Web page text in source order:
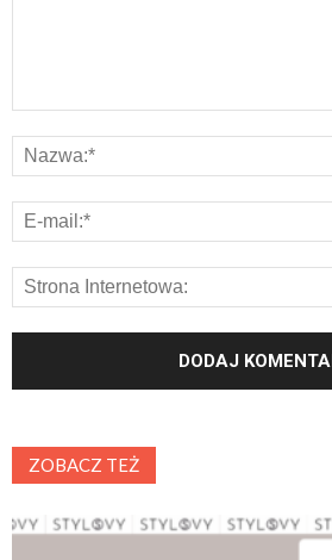
ZOBACZ TEŻ